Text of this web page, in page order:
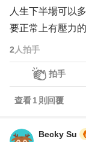
人生下半場可以
要正常上有壓力
2 人拍手
拍手
查看1 則回覆
Becky Su